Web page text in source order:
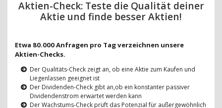
Aktien-Check: Teste die Qualität deiner
Aktie und finde besser Aktien!
Etwa 80.000 Anfragen pro Tag verzeichnen unsere
Aktien-Checks.
Der Qualitäts-Check zeigt an, ob eine Aktie zum Kaufen und
Liegenlassen geeignet ist
Der Dividenden-Check gibt an,ob ein konstanter passiver
Dividendenstrom erwartet werden kann
Der Wachstums-Check prüft das Potenzial für außergewöhnlich